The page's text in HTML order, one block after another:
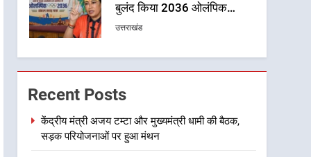
बुलंद किया 2036 ओलंपिक
मेजबानी का संकल्प
उत्तराखंड
1
केंद्रीय मंत्री अजय टम्टा और
मुख्यमंत्री धामी की बैठक, सड़क
परियोजनाओं पर हुआ मंथन
2
Recent Posts
केंद्रीय मंत्री अजय टम्टा और मुख्यमंत्री धामी की बैठक,
सड़क परियोजनाओं पर हुआ मंथन